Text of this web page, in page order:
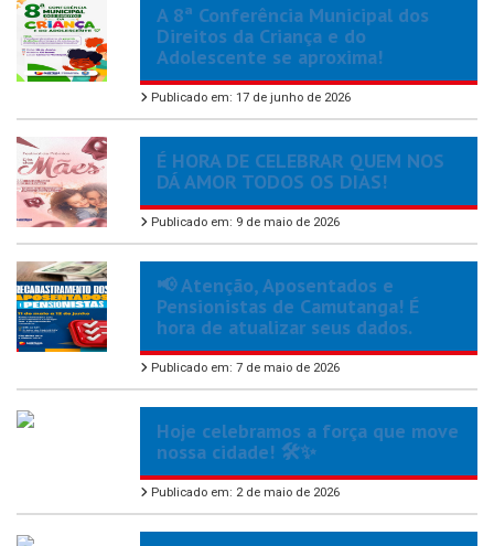
A 8ª Conferência Municipal dos
Direitos da Criança e do
Adolescente se aproxima!
Publicado em: 17 de junho de 2026
É HORA DE CELEBRAR QUEM NOS
DÁ AMOR TODOS OS DIAS!
Publicado em: 9 de maio de 2026
📢 Atenção, Aposentados e
Pensionistas de Camutanga! É
hora de atualizar seus dados.
Publicado em: 7 de maio de 2026
Hoje celebramos a força que move
nossa cidade! 🛠️✨
Publicado em: 2 de maio de 2026